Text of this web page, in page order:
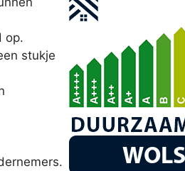
op.
stukje